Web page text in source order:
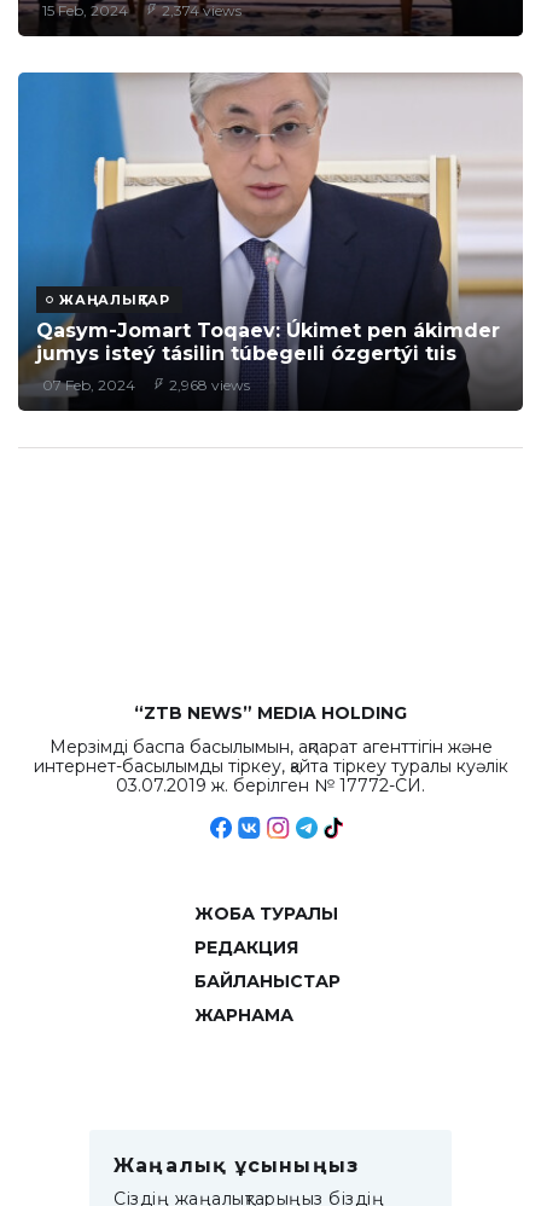
15 Feb, 2024 2,374 views
ЖАҢАЛЫҚТАР
Qasym-Jomart Toqaev: Úkimet pen ákimder
jumys isteý tásilin túbegeıli ózgertýi tıis
07 Feb, 2024 2,968 views
“ZTB NEWS” MEDIA HOLDING
Мерзімді баспа басылымын, ақпарат агенттігін және
интернет-басылымды тіркеу, қайта тіркеу туралы куәлік
03.07.2019 ж. берілген № 17772-СИ.
ЖОБА ТУРАЛЫ
РЕДАКЦИЯ
БАЙЛАНЫСТАР
ЖАРНАМА
Жаңалық ұсыныңыз
Сіздің жаңалықтарыңыз біздің